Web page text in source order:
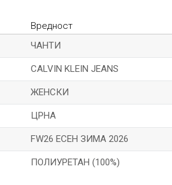
Вредност
ЧАНТИ
CALVIN KLEIN JEANS
ЖЕНСКИ
ЦРНА
FW26 ЕСЕН ЗИМА 2026
ПОЛИУРЕТАН (100%)